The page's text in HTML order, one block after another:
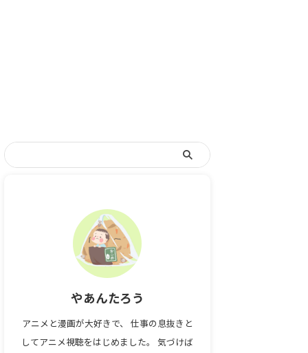
やあんたろう
アニメと漫画が大好きで、 仕事の息抜きと
してアニメ視聴をはじめました。 気づけば